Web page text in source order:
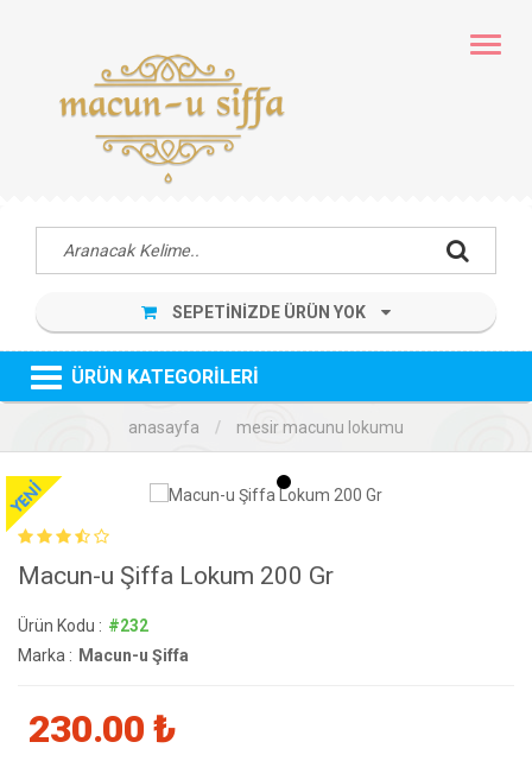
MENÜ
SEPETİNİZDE ÜRÜN YOK
ÜRÜN KATEGORİLERİ
anasayfa mesir macunu lokumu
Macun-u Şiffa Lokum 200 Gr
Ürün Kodu : #232
Marka : Macun-u Şiffa
230.00 ₺